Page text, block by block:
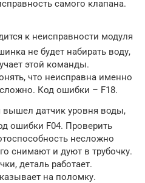
самого клапана.
к неисправности модуля
не будет набирать воду,
этой команды.
что неисправна именно
Код ошибки – F18.
вышел датчик уровня воды,
ошибки F04. Проверить
несложно
снимают и дуют в трубочку.
деталь работает.
на поломку.